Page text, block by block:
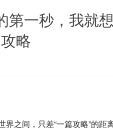
第一秒，我就
略
界之间，只差“一篇攻略”的